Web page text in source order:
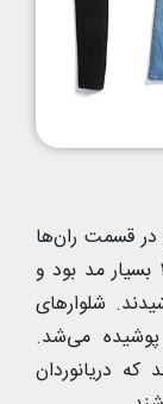
در قسمت ران‌ها
چسبان است. این مدل در سال ۱۹۷۱ و ۱۹۷۲ بسیار مد بود و
شلوارهای
پوشیده می‌شد.
دریانوردان